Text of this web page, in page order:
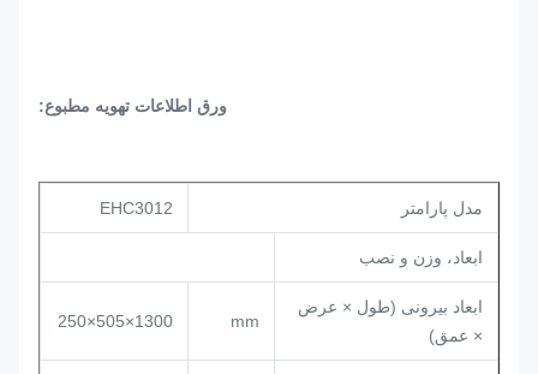
ورق اطلاعات تهویه مطبوع:
مدل پارامتر EHC3012
ابعاد، وزن و نصب
ابعاد بیرونی (طول × عرض
× عمق)
mm
1300×505×250